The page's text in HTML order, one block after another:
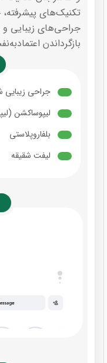
تکنیک‌های پیشرفته،
جراحی‌های زیبایی و
بازگرداندن
جراحی زیبایی
لیپوساکشن
بلفاروپلاستی
لیفت شقیقه